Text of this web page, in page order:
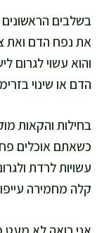
בשלבים
את נפח הדם ואת
והוא עשוי לגרום
הדם או שינוי
בחילות והקאות
כשאתם אוכלים
עשויות לרדת
קלה מחמירה